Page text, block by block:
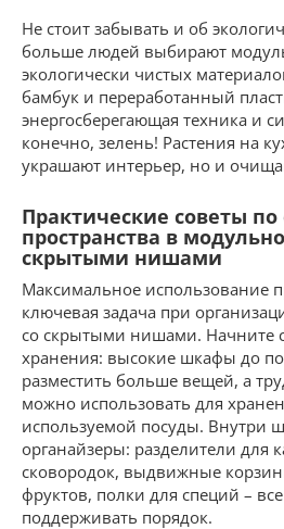
Не стоит забывать и об
больше людей выбирают
экологически чистых
бамбук и переработанный
энергосберегающая техника и
конечно, зелень! Растения на
украшают интерьер, но и
Практические советы
пространства в
скрытыми нишами
Максимальное использование
ключевая задача при
со скрытыми нишами. Начните
хранения: высокие шкафы до
разместить больше вещей, а
можно использовать для
используемой посуды. Внутри
органайзеры: разделители для
сковородок, выдвижные
фруктов, полки для специй –
поддерживать порядок.